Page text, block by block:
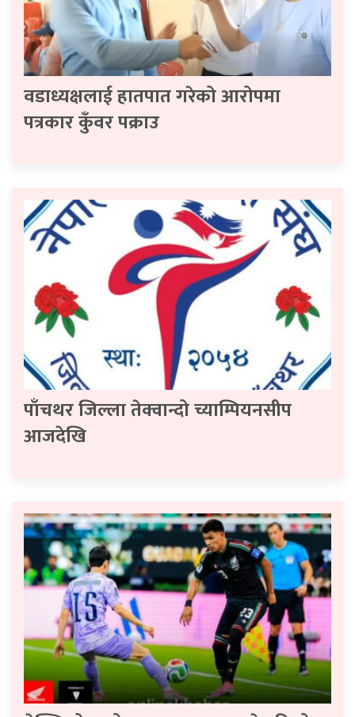
वडाध्यक्षलाई हातपात गरेको आरोपमा
पत्रकार कुँवर पक्राउ
पाँचथर जिल्ला तेक्वान्दो च्याम्पियनसीप
आजदेखि